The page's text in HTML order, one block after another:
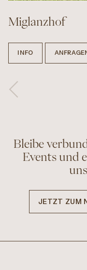
Miglanzhof
INFO
Bleibe
Events und
JETZT ZUM